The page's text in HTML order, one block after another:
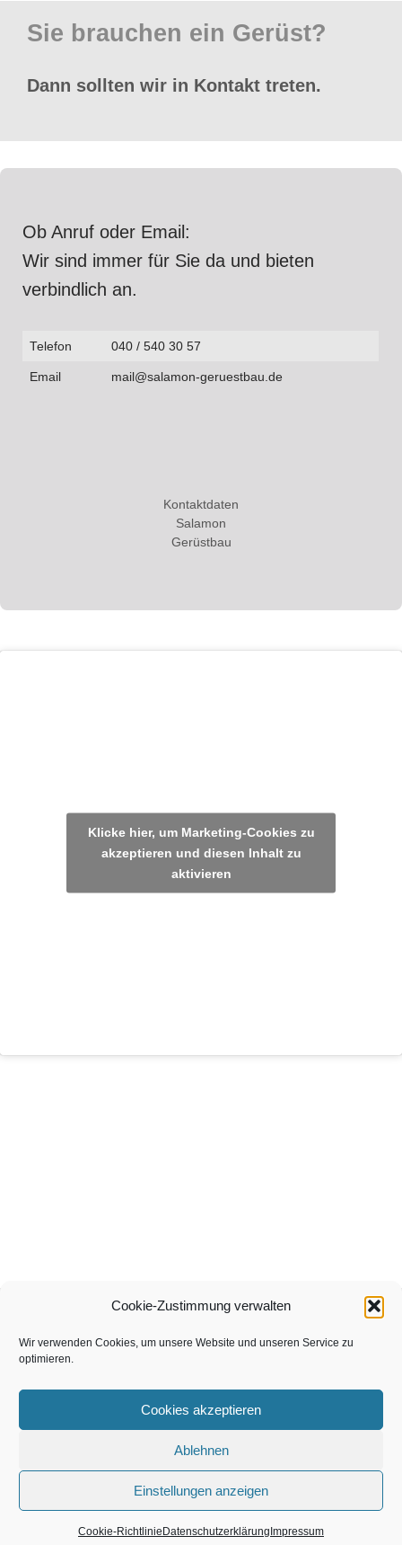
Cookie-Zustimmung verwalten
Wir verwenden Cookies, um unsere Website und unseren Service zu
optimieren.
Cookies akzeptieren
Ablehnen
Einstellungen anzeigen
Cookie-Richtlinie Datenschutzerklärung Impressum
Sie brauchen ein Gerüst?
Dann sollten wir in Kontakt treten.
Ob Anruf oder Email:
Wir sind immer für Sie da und bieten
verbindlich an.
Telefon 040 / 540 30 57
Email mail@salamon-geruestbau.de
Kontaktdaten
Salamon
Gerüstbau
Klicke hier, um Marketing-Cookies zu
akzeptieren und diesen Inhalt zu
aktivieren
Kronsaalsweg 66
F 040 / 540 30 59
mail@salamon-geruestbau.de
Cookie-Richtlinie (EU)
Neve| Präsentiert vonWordPress